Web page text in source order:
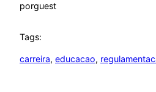
porguest
Tags:
carreira, educacao,